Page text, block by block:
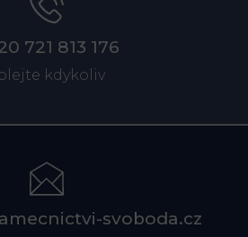
721 813 176
kdykoliv
svoboda.cz